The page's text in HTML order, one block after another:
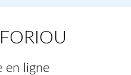
en ligne